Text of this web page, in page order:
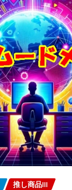
推し商品III